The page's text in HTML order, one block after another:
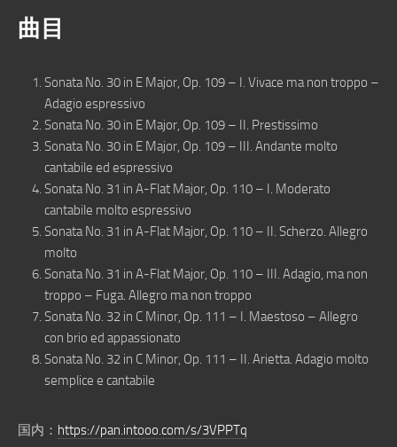
曲目
Sonata No. 30 in E Major, Op. 109 – I. Vivace ma non troppo –
Adagio espressivo
Sonata No. 30 in E Major, Op. 109 – II. Prestissimo
Sonata No. 30 in E Major, Op. 109 – III. Andante molto
cantabile ed espressivo
Sonata No. 31 in A-Flat Major, Op. 110 – I. Moderato
cantabile molto espressivo
Sonata No. 31 in A-Flat Major, Op. 110 – II. Scherzo. Allegro
molto
Sonata No. 31 in A-Flat Major, Op. 110 – III. Adagio, ma non
troppo – Fuga. Allegro ma non troppo
Sonata No. 32 in C Minor, Op. 111 – I. Maestoso – Allegro
con brio ed appassionato
Sonata No. 32 in C Minor, Op. 111 – II. Arietta. Adagio molto
semplice e cantabile
国内： https://pan.intooo.com/s/3VPPTq